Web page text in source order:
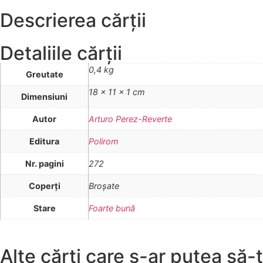
Descrierea cărții
Detaliile cărții
Greutate 0,4 kg
Dimensiuni 18 × 11 × 1 cm
Autor Arturo Perez-Reverte
Editura Polirom
Nr. pagini 272
Coperţi Broşate
Stare Foarte bună
Alte cărți care s-ar putea să-